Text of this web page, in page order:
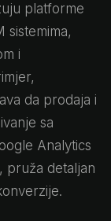
platforme
sistemima,
i
da prodaja i
sa
Analytics
pruža detaljan